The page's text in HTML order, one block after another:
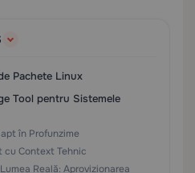
Pachete Linux
Tool pentru Sistemele
în Profunzime
cu Context Tehnic
Reală: Aprovizionarea